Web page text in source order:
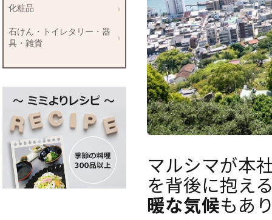
マルシマが本
を背後に抱え
暖な気候もあ
化粧品
石けん・トイレタリー・器
具・雑貨